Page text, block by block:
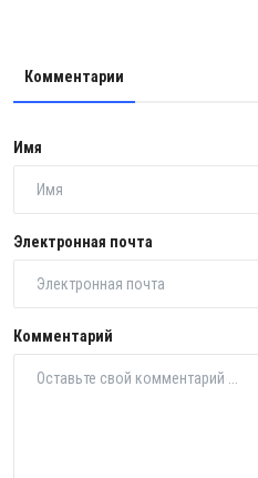
Комментарии
Имя
Электронная почта
Комментарий